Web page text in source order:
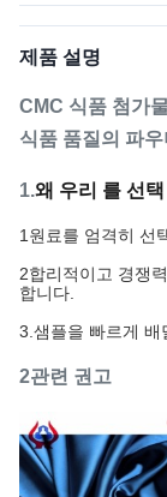
제품 설명
CMC 식품 첨가
식품 품질의 파
1.왜 우리 를 선
1원료를 엄격히 선
2합리적이고 경쟁
합니다.
3. 샘플을 빠르게 배
2관련 권고